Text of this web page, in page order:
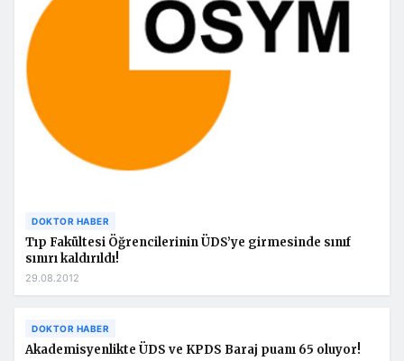
DOKTOR HABER
Tıp Fakültesi Öğrencilerinin ÜDS’ye girmesinde sınıf
sınırı kaldırıldı!
29.08.2012
DOKTOR HABER
Akademisyenlikte ÜDS ve KPDS Baraj puanı 65 oluyor!